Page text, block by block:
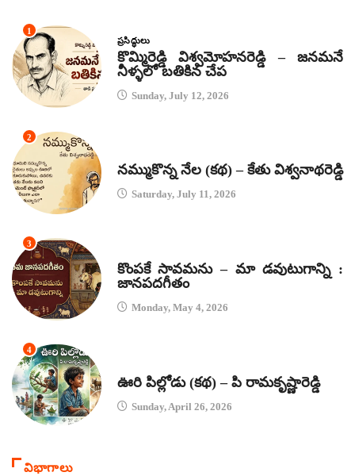
1
ప్రసిద్ధులు
కొమ్మిరెడ్డి విశ్వమోహనరెడ్డి – జనమనే
నీళ్ళలో బతికిన చేప
Sunday, July 12, 2026
2
నమ్ముకొన్న నేల (కథ) – కేతు విశ్వనాథరెడ్డి
Saturday, July 11, 2026
3
కొంపకే సావమను – మా డవుటుగాన్ని :
జానపదగీతం
Monday, May 4, 2026
4
ఊరి పిల్లోడు (కథ) – పి రామకృష్ణారెడ్డి
Sunday, April 26, 2026
విభాగాలు